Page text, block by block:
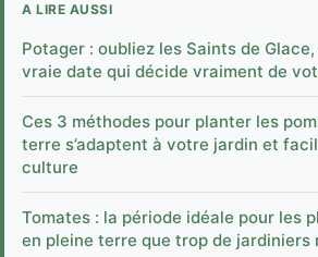
A LIRE AUSSI
Potager : oubliez les Saints de
vraie date qui décide vraiment de
Ces 3 méthodes pour planter les
terre s’adaptent à votre jardin et
culture
Tomates : la période idéale pour les
en pleine terre que trop de jardiniers